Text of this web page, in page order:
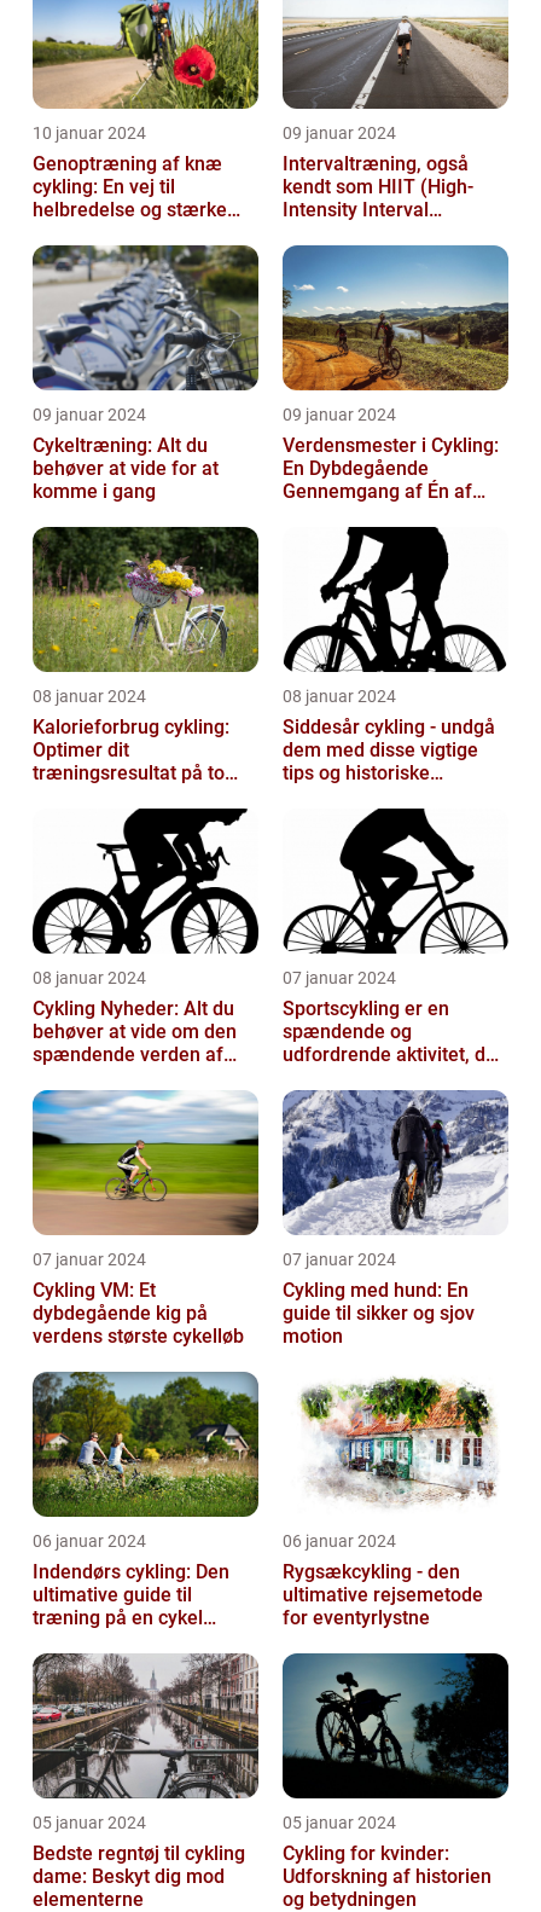
10 januar 2024
Genoptræning af knæ
cykling: En vej til
helbredelse og stærke
09 januar 2024
Intervaltræning, også
kendt som HIIT (High-
Intensity Interval
træningsmetod...
09 januar 2024
Cykeltræning: Alt du
behøver at vide for at
komme i gang
09 januar 2024
Verdensmester i Cykling:
En Dybdegående
Gennemgang af Én af
Prestigefyldte r
08 januar 2024
Kalorieforbrug cykling:
Optimer dit
træningsresultat på to
08 januar 2024
Siddesår cykling - undgå
dem med disse vigtige
tips og historiske
08 januar 2024
Cykling Nyheder: Alt du
behøver at vide om den
spændende verden af
07 januar 2024
Sportscykling er en
spændende og
udfordrende aktivitet, der
fritidsmotionister o...
07 januar 2024
Cykling VM: Et
dybdegående kig på
verdens største cykelløb
07 januar 2024
Cykling med hund: En
guide til sikker og sjov
motion
06 januar 2024
Indendørs cykling: Den
ultimative guide til
træning på en cykel
06 januar 2024
Rygsækcykling - den
ultimative rejsemetode
for eventyrlystne
05 januar 2024
Bedste regntøj til cykling
dame: Beskyt dig mod
elementerne
05 januar 2024
Cykling for kvinder:
Udforskning af historien
og betydningen